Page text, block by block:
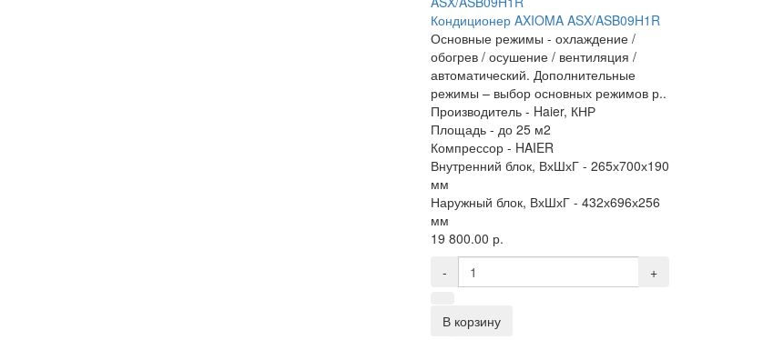
Кондиционер AXIOMA ASX/ASB09H1R
Основные режимы - охлаждение /
обогрев / осушение / вентиляция /
автоматический. Дополнительные
режимы – выбор основных режимов р..
Производитель - Haier, КНР
Площадь -до 25 м2
Компрессор - HAIER
Внутренний блок, ВхШхГ -265х700х190
мм
Наружный блок, ВхШхГ -432х696х256
мм
19 800.00 р.
-
+
В корзину